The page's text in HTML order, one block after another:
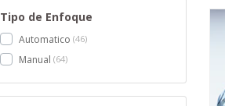
Tipo de Enfoque
Automatico 46
Manual 64